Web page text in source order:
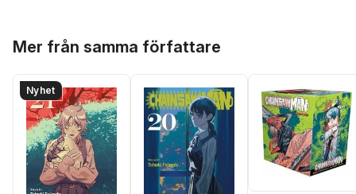
Mer från samma författare
Nyhet